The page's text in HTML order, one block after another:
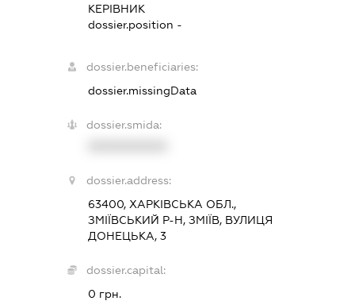
КЕРІВНИК
dossier.position -
dossier.beneficiaries:
dossier.missingData
dossier.smida:
dossier.address:
63400, ХАРКІВСЬКА ОБЛ.,
ЗМІЇВСЬКИЙ Р-Н, ЗМІЇВ, ВУЛИЦЯ
ДОНЕЦЬКА, 3
dossier.capital:
0 грн.